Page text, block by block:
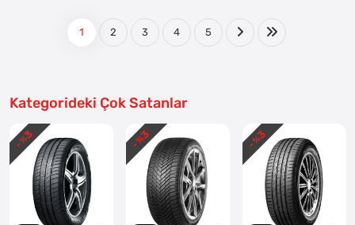
1 2 3 4 5
Kategorideki Çok Satanlar
- %
3 - %
3 - %
3